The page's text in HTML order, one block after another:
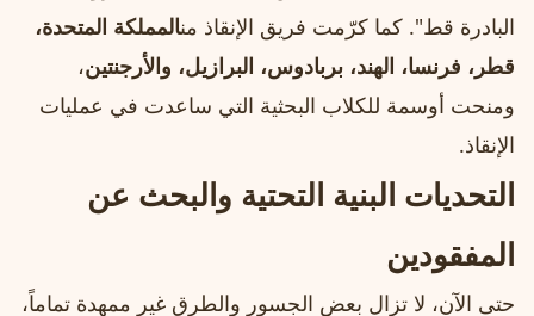
البادرة قط". كما كرّمت فريق الإنقاذ منالمملكة المتحدة،
قطر، فرنسا، الهند، بربادوس، البرازيل، والأرجنتين،
ومنحت أوسمة للكلاب البحثية التي ساعدت في عمليات
الإنقاذ.
التحديات البنية التحتية والبحث عن
المفقودين
حتى الآن، لا تزال بعض الجسور والطرق غير ممهدة تماماً،